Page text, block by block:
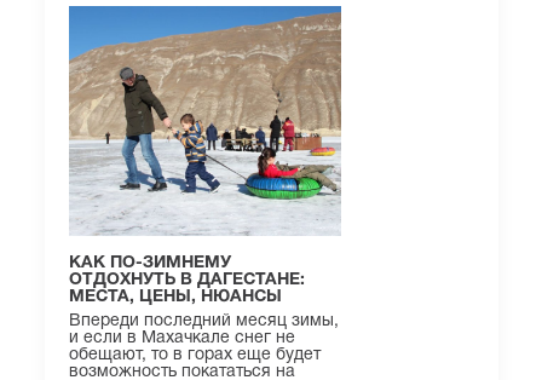
КАК ПО-ЗИМНЕМУ
ОТДОХНУТЬ В ДАГЕСТАНЕ:
МЕСТА, ЦЕНЫ, НЮАНСЫ
Впереди последний месяц зимы,
и если в Махачкале снег не
обещают, то в горах еще будет
возможность покататься на